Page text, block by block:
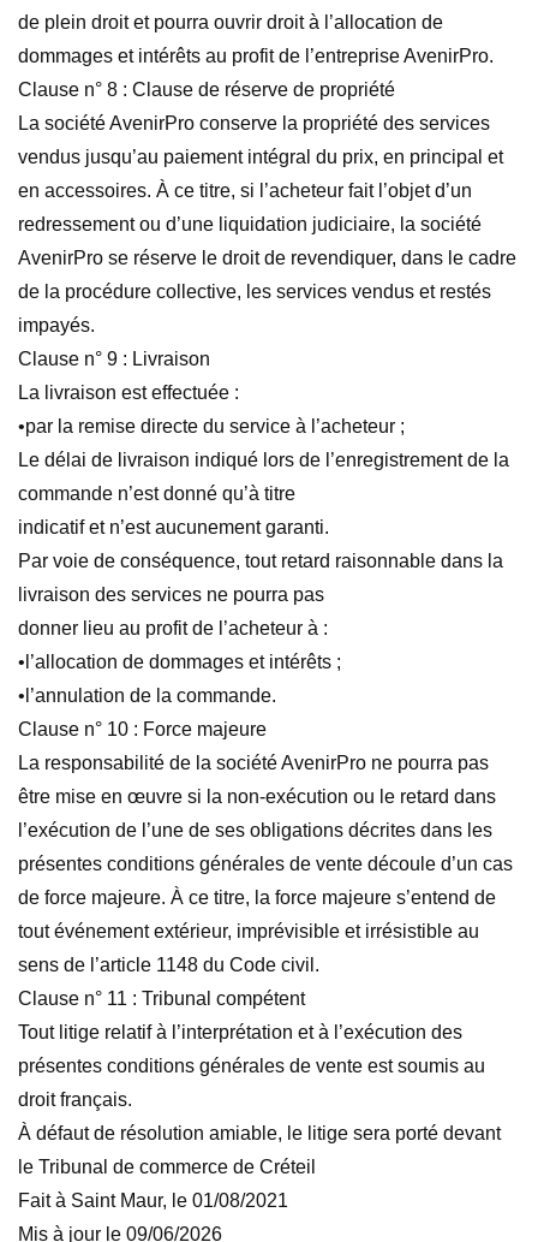
de plein droit et pourra ouvrir droit à l’allocation de
dommages et intérêts au profit de l’entreprise AvenirPro.
Clause n° 8 : Clause de réserve de propriété
La société AvenirPro conserve la propriété des services
vendus jusqu’au paiement intégral du prix, en principal et
en accessoires. À ce titre, si l’acheteur fait l’objet d’un
redressement ou d’une liquidation judiciaire, la société
AvenirPro se réserve le droit de revendiquer, dans le cadre
de la procédure collective, les services vendus et restés
impayés.
Clause n° 9 : Livraison
La livraison est effectuée :
•par la remise directe du service à l’acheteur ;
Le délai de livraison indiqué lors de l’enregistrement de la
commande n’est donné qu’à titre
indicatif et n’est aucunement garanti.
Par voie de conséquence, tout retard raisonnable dans la
livraison des services ne pourra pas
donner lieu au profit de l’acheteur à :
•l’allocation de dommages et intérêts ;
•l’annulation de la commande.
Clause n° 10 : Force majeure
La responsabilité de la société AvenirPro ne pourra pas
être mise en œuvre si la non-exécution ou le retard dans
l’exécution de l’une de ses obligations décrites dans les
présentes conditions générales de vente découle d’un cas
de force majeure. À ce titre, la force majeure s’entend de
tout événement extérieur, imprévisible et irrésistible au
sens de l’article 1148 du Code civil.
Clause n° 11 : Tribunal compétent
Tout litige relatif à l’interprétation et à l’exécution des
présentes conditions générales de vente est soumis au
droit français.
À défaut de résolution amiable, le litige sera porté devant
le Tribunal de commerce de Créteil
Fait à Saint Maur, le 01/08/2021
Mis à jour le 09/06/2026